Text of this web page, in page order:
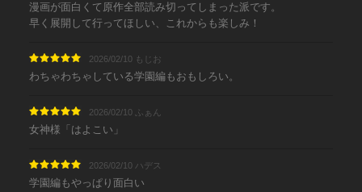
漫画が面白くて原作全部読み切ってしまった派です。
早く展開して行ってほしい、これからも楽しみ！
2026/02/10 もじお
わちゃわちゃしている学園編もおもしろい。
2026/02/10 ふぁん
女神様「はよこい」
2026/02/10 ハデス
学園編もやっぱり面白い